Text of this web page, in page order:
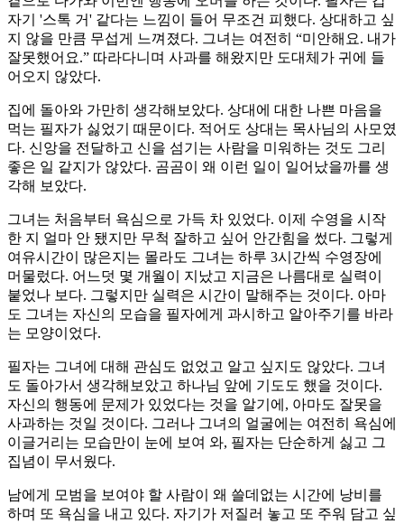
자기 '스톡 거' 같다는 느낌이 들어 무조건 피했다. 상대하고 싶
지 않을 만큼 무섭게 느껴졌다. 그녀는 여전히 “미안해요. 내가
잘못했어요.” 따라다니며 사과를 해왔지만 도대체가 귀에 들
어오지 않았다.
집에 돌아와 가만히 생각해보았다. 상대에 대한 나쁜 마음을
먹는 필자가 싫었기 때문이다. 적어도 상대는 목사님의 사모였
다. 신앙을 전달하고 신을 섬기는 사람을 미워하는 것도 그리
좋은 일 같지가 않았다. 곰곰이 왜 이런 일이 일어났을까를 생
각해 보았다.
그녀는 처음부터 욕심으로 가득 차 있었다. 이제 수영을 시작
한 지 얼마 안 됐지만 무척 잘하고 싶어 안간힘을 썼다. 그렇게
여유시간이 많은지는 몰라도 그녀는 하루 3시간씩 수영장에
머물렀다. 어느덧 몇 개월이 지났고 지금은 나름대로 실력이
붙었나 보다. 그렇지만 실력은 시간이 말해주는 것이다. 아마
도 그녀는 자신의 모습을 필자에게 과시하고 알아주기를 바라
는 모양이었다.
필자는 그녀에 대해 관심도 없었고 알고 싶지도 않았다. 그녀
도 돌아가서 생각해보았고 하나님 앞에 기도도 했을 것이다.
자신의 행동에 문제가 있었다는 것을 알기에, 아마도 잘못을
사과하는 것일 것이다. 그러나 그녀의 얼굴에는 여전히 욕심에
이글거리는 모습만이 눈에 보여 와, 필자는 단순하게 싫고 그
집념이 무서웠다.
남에게 모범을 보여야 할 사람이 왜 쓸데없는 시간에 낭비를
하며 또 욕심을 내고 있다. 자기가 저질러 놓고 또 주워 담고 싶